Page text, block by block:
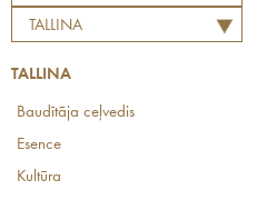
TALLINA
TALLINA
Baudītāja ceļvedis
Esence
Kultūra